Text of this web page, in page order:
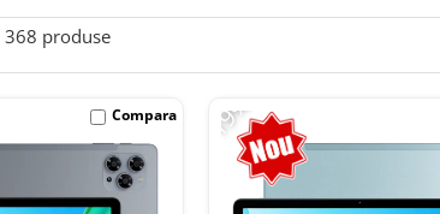
368 produse
Compara -19%